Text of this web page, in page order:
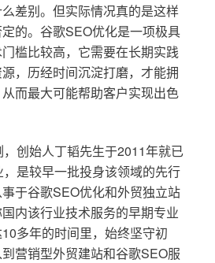
差别。但实际情况真的是这样
的。谷歌SEO优化是一项极具
槛比较高，它需要在长期实践
，历经时间沉淀打磨，才能拥
而最大可能帮助客户实现出色
创始人丁韬先生于2011年就已
是较早一批投身该领域的先行
于谷歌SEO优化和外贸独立站
内该行业技术服务的早期专业
多年的时间里，始终坚守初
营销型外贸建站和谷歌SEO服